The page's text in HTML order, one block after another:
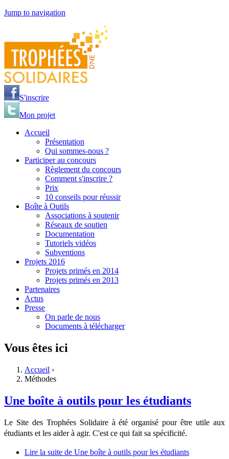
Jump to navigation
S'inscrire
Mon projet
Accueil
Présentation
Qui sommes-nous ?
Participer au concours
Règlement du concours
Comment s'inscrire ?
Prix
10 conseils pour réussir
Boîte à Outils
Associations à soutenir
Réseaux de soutien
Documentation
Tutoriels vidéos
Subventions
Projets 2016
Projets primés en 2014
Projets primés en 2013
Partenaires
Actus
Presse
On parle de nous
Documents à télécharger
Vous êtes ici
Accueil ›
Méthodes
Une boîte à outils pour les étudiants
Le Site des Trophées Solidaire à été organisé pour être utile aux
étudiants et les aider à agir. C'est ce qui fait sa spécificité.
Lire la suite de Une boîte à outils pour les étudiants